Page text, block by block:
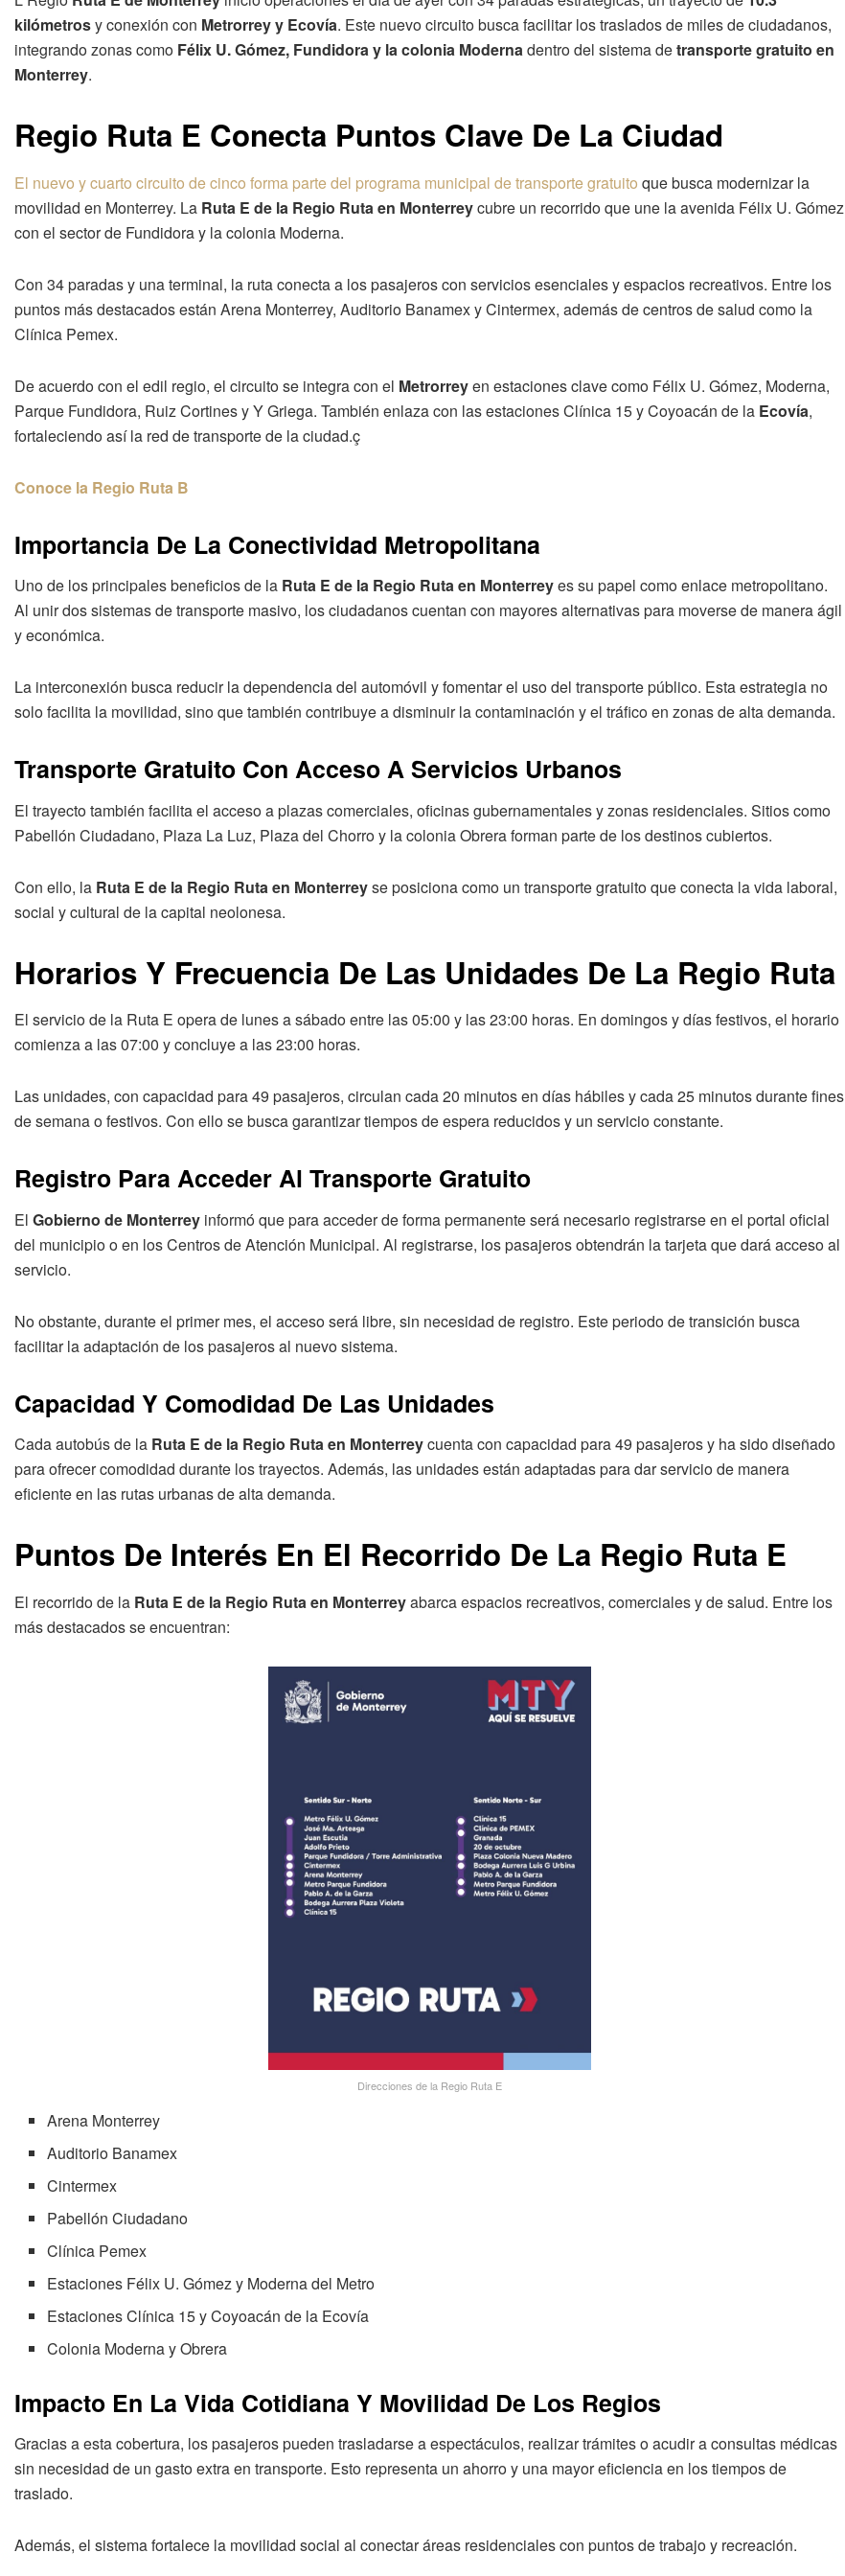
kilómetrosy conexión con Metrorrey y Ecovía. Este nuevo circuito busca facilitar los traslados de miles de ciudadanos,
integrando zonas como Félix U. Gómez, Fundidora y la colonia Modernadentro del sistema detransporte gratuito en
Monterrey.
Regio Ruta E Conecta Puntos Clave De La Ciudad
El nuevo y cuarto circuito de cinco forma parte del programa municipal de transporte gratuito que busca modernizar la
movilidad en Monterrey. La Ruta E de la Regio Ruta en Monterreycubre un recorrido que une la avenida Félix U. Gómez
con el sector de Fundidora y la colonia Moderna.
Con 34 paradas y una terminal, la ruta conecta a los pasajeros con servicios esenciales y espacios recreativos. Entre los
puntos más destacados están Arena Monterrey, Auditorio Banamex y Cintermex, además de centros de salud como la
Clínica Pemex.
De acuerdo con el edil regio, el circuito se integra con el Metrorreyen estaciones clave como Félix U. Gómez, Moderna,
Parque Fundidora, Ruiz Cortines y Y Griega. También enlaza con las estaciones Clínica 15 y Coyoacán de la Ecovía,
fortaleciendo así la red de transporte de la ciudad.ç
Conoce la Regio Ruta B
Importancia De La Conectividad Metropolitana
Uno de los principales beneficios de la Ruta E de la Regio Ruta en Monterreyes su papel como enlace metropolitano.
Al unir dos sistemas de transporte masivo, los ciudadanos cuentan con mayores alternativas para moverse de manera ágil
y económica.
La interconexión busca reducir la dependencia del automóvil y fomentar el uso del transporte público. Esta estrategia no
solo facilita la movilidad, sino que también contribuye a disminuir la contaminación y el tráfico en zonas de alta demanda.
Transporte Gratuito Con Acceso A Servicios Urbanos
El trayecto también facilita el acceso a plazas comerciales, oficinas gubernamentales y zonas residenciales. Sitios como
Pabellón Ciudadano, Plaza La Luz, Plaza del Chorro y la colonia Obrera forman parte de los destinos cubiertos.
Con ello, la Ruta E de la Regio Ruta en Monterreyse posiciona como un transporte gratuito que conecta la vida laboral,
social y cultural de la capital neolonesa.
Horarios Y Frecuencia De Las Unidades De La Regio Ruta
El servicio de la Ruta E opera de lunes a sábado entre las 05:00 y las 23:00 horas. En domingos y días festivos, el horario
comienza a las 07:00 y concluye a las 23:00 horas.
Las unidades, con capacidad para 49 pasajeros, circulan cada 20 minutos en días hábiles y cada 25 minutos durante fines
de semana o festivos. Con ello se busca garantizar tiempos de espera reducidos y un servicio constante.
Registro Para Acceder Al Transporte Gratuito
El Gobierno de Monterrey informó que para acceder de forma permanente será necesario registrarse en el portal oficial
del municipio o en los Centros de Atención Municipal. Al registrarse, los pasajeros obtendrán la tarjeta que dará acceso al
servicio.
No obstante, durante el primer mes, el acceso será libre, sin necesidad de registro. Este periodo de transición busca
facilitar la adaptación de los pasajeros al nuevo sistema.
Capacidad Y Comodidad De Las Unidades
Cada autobús de la Ruta E de la Regio Ruta en Monterreycuenta con capacidad para 49 pasajeros y ha sido diseñado
para ofrecer comodidad durante los trayectos. Además, las unidades están adaptadas para dar servicio de manera
eficiente en las rutas urbanas de alta demanda.
Puntos De Interés En El Recorrido De La Regio Ruta E
El recorrido de la Ruta E de la Regio Ruta en Monterreyabarca espacios recreativos, comerciales y de salud. Entre los
más destacados se encuentran:
Direcciones de la Regio Ruta E
Arena Monterrey
Auditorio Banamex
Cintermex
Pabellón Ciudadano
Clínica Pemex
Estaciones Félix U. Gómez y Moderna del Metro
Estaciones Clínica 15 y Coyoacán de la Ecovía
Colonia Moderna y Obrera
Impacto En La Vida Cotidiana Y Movilidad De Los Regios
Gracias a esta cobertura, los pasajeros pueden trasladarse a espectáculos, realizar trámites o acudir a consultas médicas
sin necesidad de un gasto extra en transporte. Esto representa un ahorro y una mayor eficiencia en los tiempos de
traslado.
Además, el sistema fortalece la movilidad social al conectar áreas residenciales con puntos de trabajo y recreación.